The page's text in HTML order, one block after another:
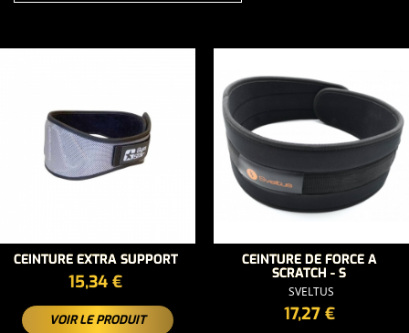
CEINTURE EXTRA SUPPORT
PRIX
15,34 €
VOIR LE PRODUIT
CEINTURE DE FORCE A
SCRATCH - S
SVELTUS
PRIX
17,27 €